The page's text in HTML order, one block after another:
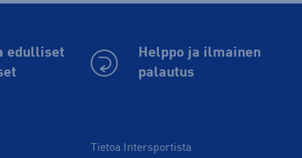
edulliset
Helppo ja ilmainen
palautus
Tietoa Intersportista